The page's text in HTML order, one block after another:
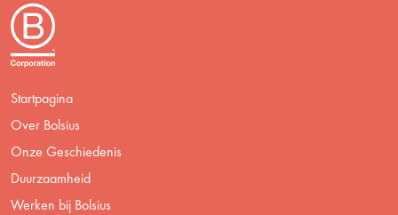
Startpagina
Over Bolsius
Onze Geschiedenis
Duurzaamheid
Werken bij Bolsius